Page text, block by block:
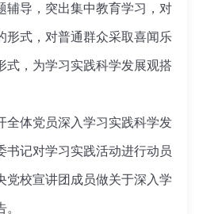
辅导，突出集中教育学习，对
形式，对普通群众采取喜闻乐
式，为学习实践科学发展观搭
全体党员深入学习实践科学发
书记对学习实践活动进行动员
党校宣讲团成员做关于深入学